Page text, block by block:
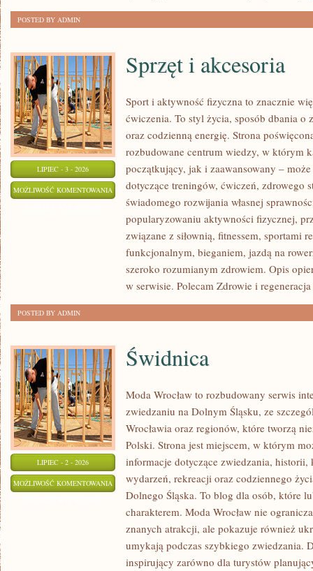
POSTED BY ADMIN
LIPIEC - 3 - 2026
MOŻLIWOŚĆ KOMENTOWANIA SPRZĘT
AKCESORIA
Sprzęt i akcesoria
Sport i aktywność fizyczna to znacznie
ćwiczenia. To styl życia, sposób dbania o
oraz codzienną energię. Strona
rozbudowane centrum wiedzy, w którym
początkujący, jak i zaawansowany –
dotyczące treningów, ćwiczeń, zdrowego
świadomego rozwijania własnej
popularyzowaniu aktywności fizycznej,
związane z siłownią, fitnessem, sportami
funkcjonalnym, bieganiem, jazdą na
szeroko rozumianym zdrowiem. Opis
w serwisie. Polecam Zdrowie i
POSTED BY ADMIN
LIPIEC - 2 - 2026
MOŻLIWOŚĆ KOMENTOWANIA ŚWIDNICA
Świdnica
Moda Wrocław to rozbudowany serwis
zwiedzaniu na Dolnym Śląsku, ze
Wrocławia oraz regionów, które tworzą
Polski. Strona jest miejscem, w którym
informacje dotyczące zwiedzania,
wydarzeń, rekreacji oraz codziennego
Dolnego Śląska. To blog dla osób, które
charakterem. Moda Wrocław nie
znanych atrakcji, ale pokazuje również
umykają podczas szybkiego zwiedzania.
inspirujący zarówno dla turystów